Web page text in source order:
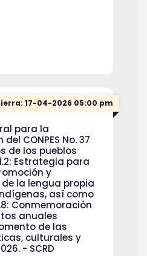
17-04-2026 05:00 pm
para la
CONPES No. 37
de los pueblos
Estrategia para
y
la lengua propia
así como
Conmemoración
anuales
de las
culturales y
- SCRD